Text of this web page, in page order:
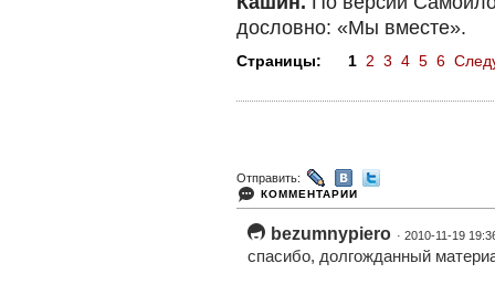
дословно: «Мы вместе».
Страницы: 1 2 3 4 5 6
Отправить:
КОММЕНТАРИИ
bezumnypiero · 2010-11-19
спасибо, долгожданный